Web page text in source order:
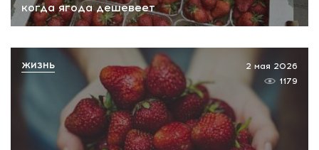
когда ягода дешевеет
2 мая 2026
1179
ЖИЗНЬ